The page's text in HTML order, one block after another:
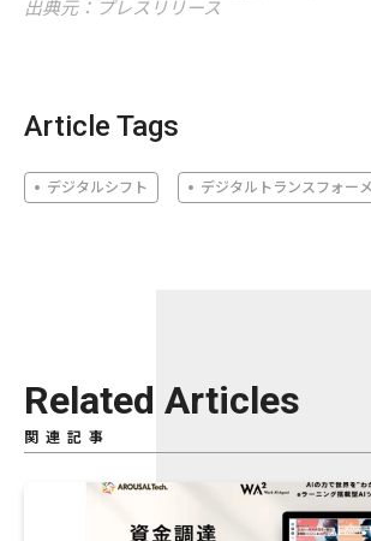
出典元：プレスリリース
Article Tags
デジタルシフト デジタルトランスフォー
Related Articles
関連記事